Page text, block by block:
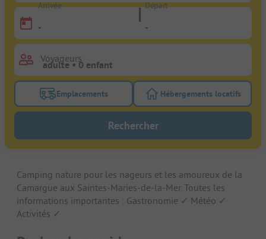
Arrivée
-
Départ
-
Voyageurs
Activez le bouton de filtre emplacements pour
Emplacements Activez le bouton
Hébergements locatifs
Rechercher
Camping nature pour les nageurs et les amoureux de la
Camargue aux Saintes-Maries-de-la-Mer. Toutes les
informations importantes : Gastronomie ✓ Météo ✓
Activités ✓